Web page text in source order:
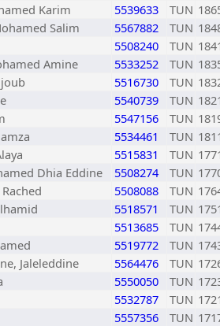
Karim 5539633 TUN
Salim 5567882 TUN
5508240 TUN
Amine 5533252 TUN
5516730 TUN
5540739 TUN
5547156 TUN
5534461 TUN
5515831 TUN
Dhia Eddine 5508274 TUN
5508088 TUN
5518571 TUN
5513685 TUN
5519772 TUN
Jaleleddine 5564476 TUN
5550050 TUN
5532787 TUN
5557356 TUN